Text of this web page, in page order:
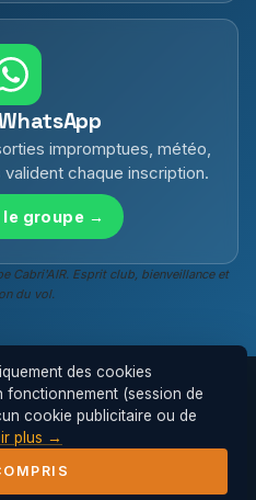
impromptues, météo,
chaque inscription.
le groupe →
Cabri'AIR. Esprit club, bienveillance et
du vol.
de parapente de
légales
des cookies
fonctionnement (session de
cookie publicitaire ou de
plus →